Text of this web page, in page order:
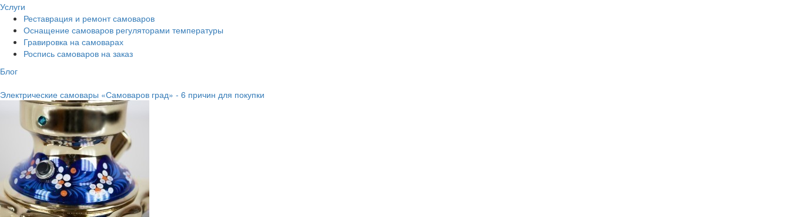
Услуги
Реставрация и ремонт самоваров
Оснащение самоваров регуляторами температуры
Гравировка на самоварах
Роспись самоваров на заказ
Блог
Электрические самовары «Самоваров град» - 6 причин для покупки